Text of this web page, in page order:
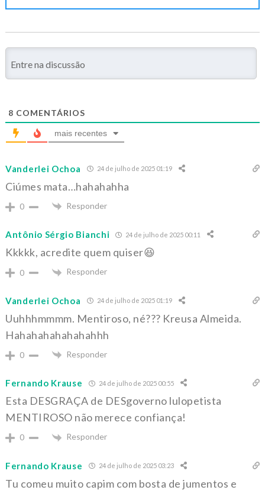
8 COMENTÁRIOS
mais recentes
Vanderlei Ochoa 24 de julho de 2025 01:19
Ciúmes mata…hahahahha
0 Responder
Antônio Sérgio Bianchi 24 de julho de 2025 00:11
Kkkkk, acredite quem quiser😆
0 Responder
Vanderlei Ochoa 24 de julho de 2025 01:19
Uuhhhmmmm. Mentiroso, né??? Kreusa Almeida.
Hahahahahahahahhh
0 Responder
Fernando Krause 24 de julho de 2025 00:55
Esta DESGRAÇA de DESgoverno lulopetista
MENTIROSO não merece confiança!
0 Responder
Fernando Krause 24 de julho de 2025 03:23
Tu comeu muito capim com bosta de jumentos e